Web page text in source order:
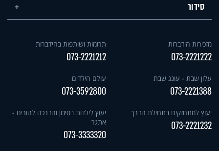
סידור
מזכירות הידברות
073-2221222
תרומות ושותפות בהידברות
073-2221212
עלון שבת - עונג שבת
073-2221388
עולם הילדים
073-3592800
יעוץ למתחזקים בתחילת הדרך
073-2221232
יעוץ לילדות בסיכון והדרכה להורים -
אתגר
073-3333320